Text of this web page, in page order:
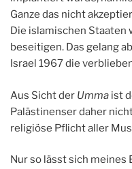
Ganze das nicht
Die islamischen
beseitigen. Das gelang
Israel 1967 die
Aus Sicht der Umma ist
Palästinenser daher
religiöse Pflicht aller
Nur so lässt sich meines